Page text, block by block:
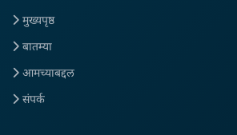
मुख्यपृष्ठ
बातम्या
आमच्याबद्दल
संपर्क